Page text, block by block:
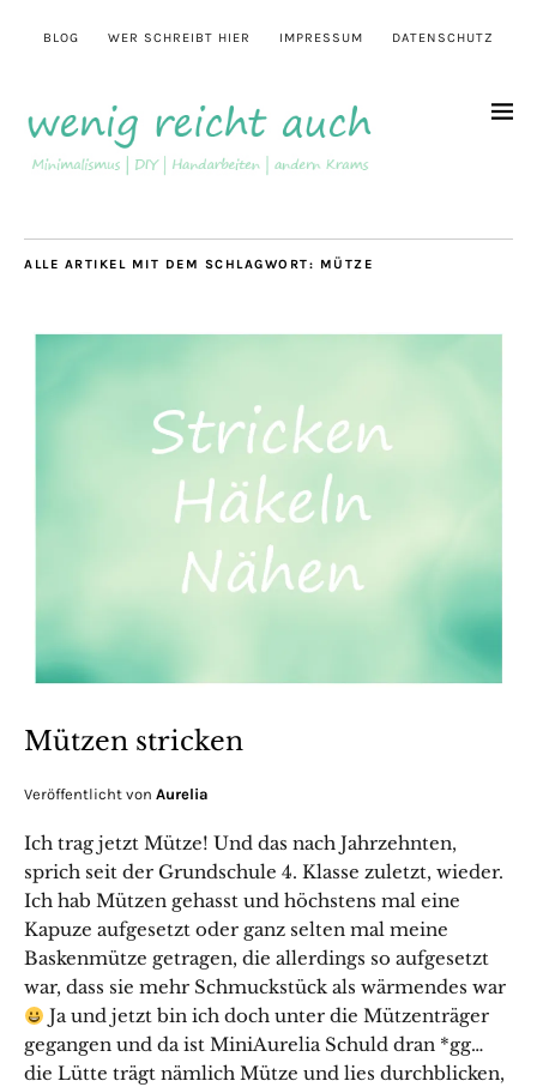
BLOG WER SCHREIBT HIER IMPRESSUM DATENSCHUTZ
ALLE ARTIKEL MIT DEM SCHLAGWORT: MÜTZE
Mützen stricken
Veröffentlicht von Aurelia
Ich trag jetzt Mütze! Und das nach Jahrzehnten,
sprich seit der Grundschule 4. Klasse zuletzt, wieder.
Ich hab Mützen gehasst und höchstens mal eine
Kapuze aufgesetzt oder ganz selten mal meine
Baskenmütze getragen, die allerdings so aufgesetzt
war, dass sie mehr Schmuckstück als wärmendes war
Ja und jetzt bin ich doch unter die Mützenträger
gegangen und da ist MiniAurelia Schuld dran *gg…
die Lütte trägt nämlich Mütze und lies durchblicken,